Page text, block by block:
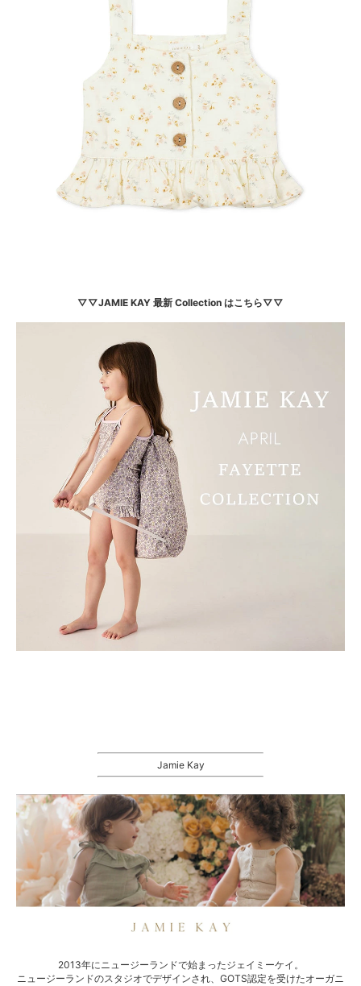
▽▽JAMIE KAY 最新 Collection はこちら▽▽
Jamie Kay
2013年にニュージーランドで始まったジェイミーケイ。
ニュージーランドのスタジオでデザインされ、GOTS認定を受けたオーガニ